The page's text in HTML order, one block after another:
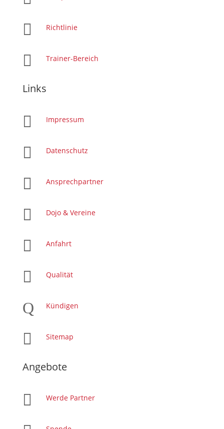
 Richtlinie
 Trainer-Bereich
Links
 Impressum
 Datenschutz
 Ansprechpartner
 Dojo & Vereine
 Anfahrt
 Qualität
Q Kündigen
 Sitemap
Angebote
 Werde Partner